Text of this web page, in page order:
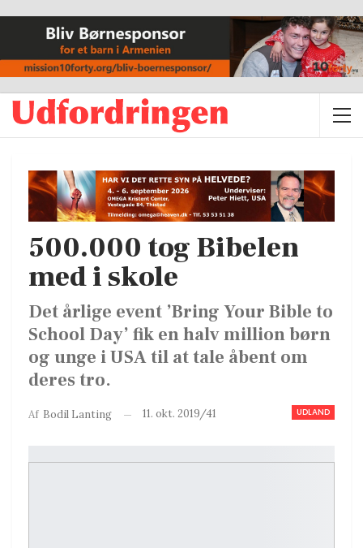
500.000 tog Bibelen
med i skole
Det årlige event ’Bring Your Bible to
School Day’ fik en halv million børn
og unge i USA til at tale åbent om
deres tro.
UDLAND
Af Bodil Lanting 11. okt. 2019/41